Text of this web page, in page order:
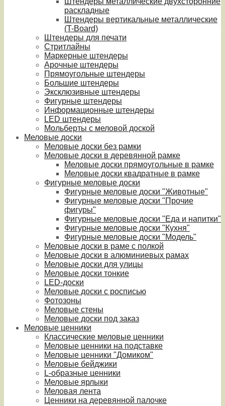
раскладные
Штендеры вертикальные металлические
(T-Board)
Штендеры для печати
Стритлайны
Маркерные штендеры
Арочные штендеры
Прямоугольные штендеры
Большие штендеры
Эксклюзивные штендеры
Фигурные штендеры
Информационные штендеры
LED штендеры
Мольберты с меловой доской
Меловые доски
Меловые доски без рамки
Меловые доски в деревянной рамке
Меловые доски прямоугольные в рамке
Меловые доски квадратные в рамке
Фигурные меловые доски
Фигурные меловые доски "Животные"
Фигурные меловые доски "Прочие
фигуры"
Фигурные меловые доски "Еда и напитки"
Фигурные меловые доски "Кухня"
Фигурные меловые доски "Модель"
Меловые доски в раме с полкой
Меловые доски в алюминиевых рамах
Меловые доски для улицы
Меловые доски тонкие
LED-доски
Меловые доски с росписью
Фотозоны
Меловые стены
Меловые доски под заказ
Меловые ценники
Классические меловые ценники
Меловые ценники на подставке
Меловые ценники "Домиком"
Меловые бейджики
L-образные ценники
Меловые ярлыки
Меловая лента
Ценники на деревянной палочке